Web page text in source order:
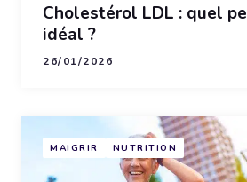
Cholestérol LDL : quel
idéal ?
26/01/2026
MAIGRIR NUTRITION